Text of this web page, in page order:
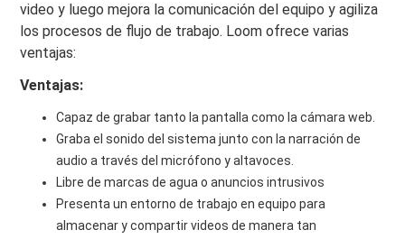
video y luego mejora la comunicación del equipo y agiliza
los procesos de flujo de trabajo. Loom ofrece varias
ventajas:
Ventajas:
Capaz de grabar tanto la pantalla como la cámara web.
Graba el sonido del sistema junto con la narración de
audio a través del micrófono y altavoces.
Libre de marcas de agua o anuncios intrusivos
Presenta un entorno de trabajo en equipo para
almacenar y compartir videos de manera tan